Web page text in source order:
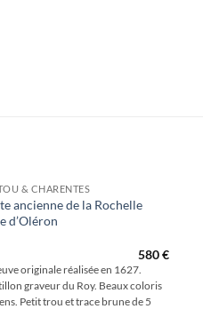
& CHARENTES
ancienne de la Rochelle
d’Oléron
580€
originale réalisée en 1627.
graveur du Roy. Beaux coloris
Petit trou et trace brune de 5